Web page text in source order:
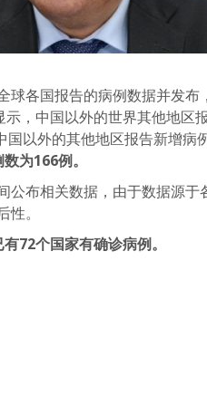
球各国报告的病例数据并发布
，中国以外的世界其他地区
以外的其他地区报告新增病
为166例。
公布相关数据，由于数据源于
。
72个国家有确诊病例。